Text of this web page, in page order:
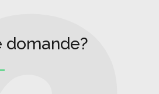
domande?